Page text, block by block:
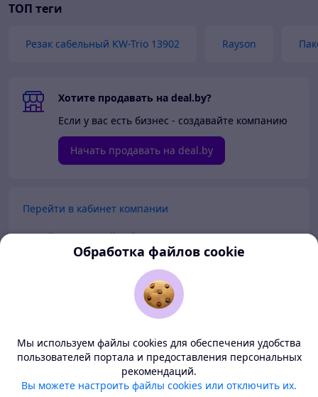
ТОП теги
Резак сабельный KW-Trio 13902 Rayson
Хотите продавать на deal.by?
Если у вас есть бизнес - создавайте компанию
Начать продавать на deal.by
Перейти в кабинет компании
Перейти в личный кабинет
О нас
Тема-светлая BETA
Deal.by — маркетплейс Беларуси
Обработка файлов cookie
Мы используем файлы cookies для обеспечения удобства
пользователей портала и предоставления персональных
рекомендаций.
Вы можете настроить файлы cookies или отключить их.